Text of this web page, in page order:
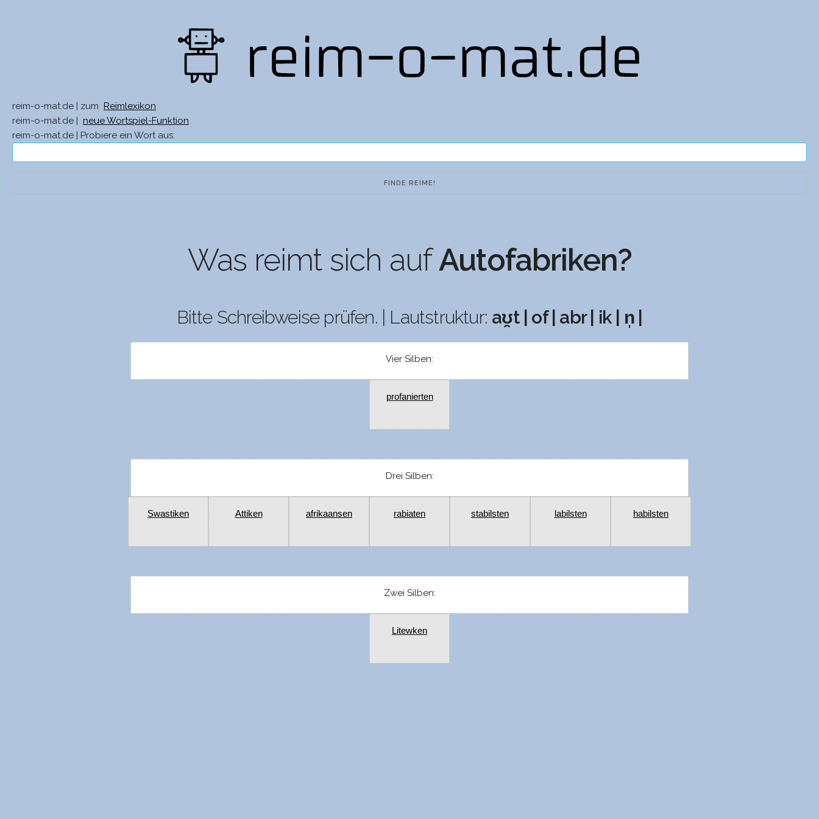
reim-o-mat.de | zum
Reimlexikon
reim-o-mat.de |
neue Wortspiel-Funktion
reim-o-mat.de | Probiere ein Wort aus:
Was reimt sich aufAutofabriken?
Bitte Schreibweise prüfen. | Lautstruktur: aʊ̯t | of | abr | ik | n̩ |
Vier Silben:
profanierten
Drei Silben:
Swastiken Attiken afrikaansen rabiaten stabilsten labilsten habilsten
Zwei Silben:
Litewken